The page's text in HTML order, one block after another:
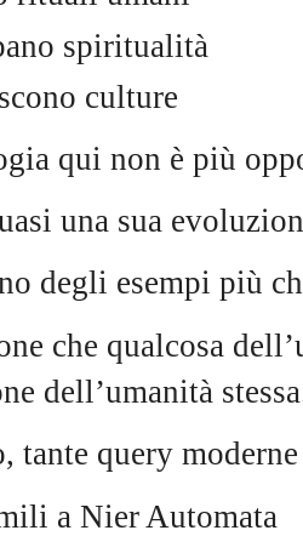
spiritualità
culture
qui non è più
una sua
degli esempi più
che qualcosa
dell’umanità
tante query
a Nier Automata